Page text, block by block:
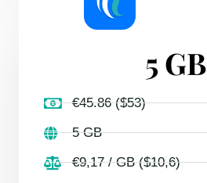
5 GB
€45.86 ($53)
5 GB
€9,17 / GB ($10,6)